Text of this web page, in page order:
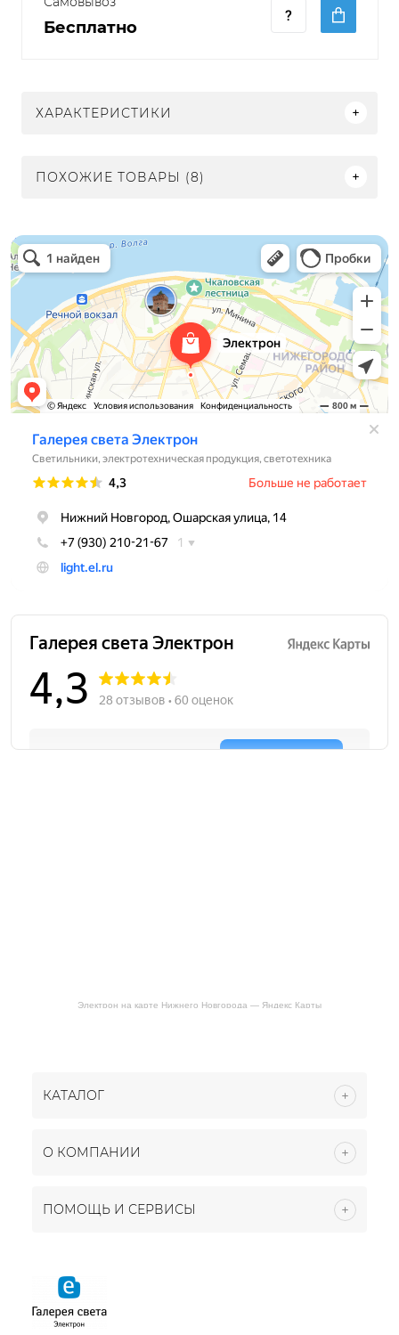
Бесплатно
ХАРАКТЕРИСТИКИ
ПОХОЖИЕ ТОВАРЫ (8)
Электрон
Светильники в Нижнем Новгороде
Электротехническая продукция в Нижнем Новгороде
Электрон на карте Нижнего Новгорода — Яндекс Карты
КАТАЛОГ
О КОМПАНИИ
ПОМОЩЬ И СЕРВИСЫ